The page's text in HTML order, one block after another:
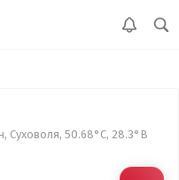
Суховоля, 50.68°С, 28.3°В